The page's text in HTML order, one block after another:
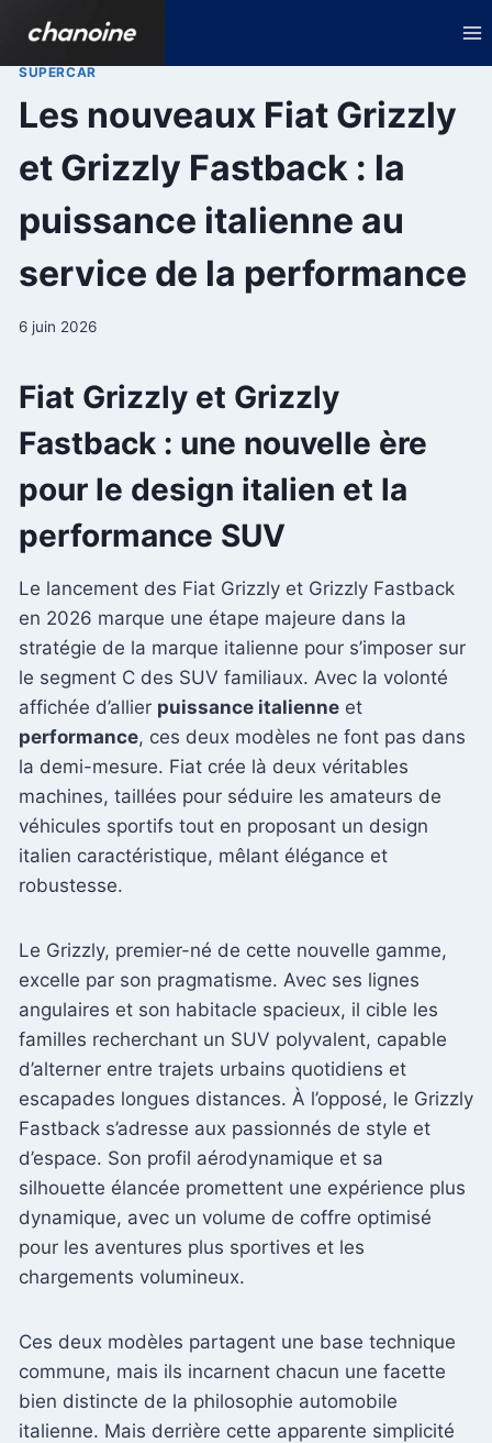
contenu
SUPERCAR
Les nouveaux Fiat Grizzly
et Grizzly Fastback : la
puissance italienne au
service de la performance
6 juin 2026
Fiat Grizzly et Grizzly
Fastback : une nouvelle ère
pour le design italien et la
performance SUV
Le lancement des Fiat Grizzly et Grizzly Fastback
en 2026 marque une étape majeure dans la
stratégie de la marque italienne pour s’imposer sur
le segment C des SUV familiaux. Avec la volonté
affichée d’allier puissance italienne et
performance, ces deux modèles ne font pas dans
la demi-mesure. Fiat crée là deux véritables
machines, taillées pour séduire les amateurs de
véhicules sportifs tout en proposant un design
italien caractéristique, mêlant élégance et
robustesse.
Le Grizzly, premier-né de cette nouvelle gamme,
excelle par son pragmatisme. Avec ses lignes
angulaires et son habitacle spacieux, il cible les
familles recherchant un SUV polyvalent, capable
d’alterner entre trajets urbains quotidiens et
escapades longues distances. À l’opposé, le Grizzly
Fastback s’adresse aux passionnés de style et
d’espace. Son profil aérodynamique et sa
silhouette élancée promettent une expérience plus
dynamique, avec un volume de coffre optimisé
pour les aventures plus sportives et les
chargements volumineux.
Ces deux modèles partagent une base technique
commune, mais ils incarnent chacun une facette
bien distincte de la philosophie automobile
italienne. Mais derrière cette apparente simplicité